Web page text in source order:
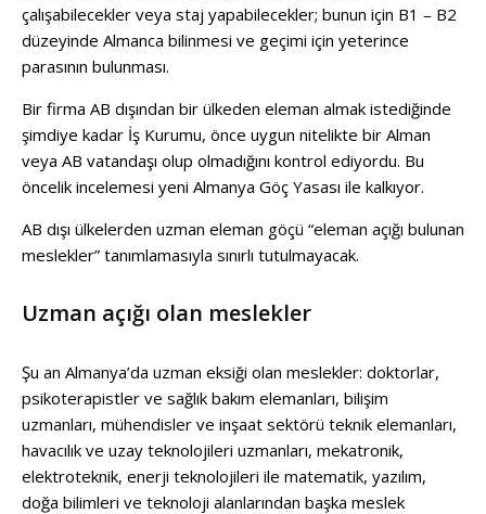
çalışabilecekler veya staj yapabilecekler; bunun için B1 – B2
düzeyinde Almanca bilinmesi ve geçimi için yeterince
parasının bulunması.
Bir firma AB dışından bir ülkeden eleman almak istediğinde
şimdiye kadar İş Kurumu, önce uygun nitelikte bir Alman
veya AB vatandaşı olup olmadığını kontrol ediyordu. Bu
öncelik incelemesi yeni Almanya Göç Yasası ile kalkıyor.
AB dışı ülkelerden uzman eleman göçü “eleman açığı bulunan
meslekler” tanımlamasıyla sınırlı tutulmayacak.
Uzman açığı olan meslekler
Şu an Almanya’da uzman eksiği olan meslekler: doktorlar,
psikoterapistler ve sağlık bakım elemanları, bilişim
uzmanları, mühendisler ve inşaat sektörü teknik elemanları,
havacılık ve uzay teknolojileri uzmanları, mekatronik,
elektroteknik, enerji teknolojileri ile matematik, yazılım,
doğa bilimleri ve teknoloji alanlarından başka meslek